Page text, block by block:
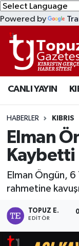
Powered by
CANLI YAYIN
HABERLER KIBRIS
Elman
Kaybetti
Elman Öngün, 6
rahmetine
TOPUZ E.
EDITÖR
KIBRIS
DÜNYA
EKONOMİ
MAGAZİN
SAĞLIK
SPOR
TEKNOLOJİ
TÜRKİYE
Lefkoşa
Lefkoşa
Lefkoşa
Süper Lig
Tüm
Son Dakika
Haber Arşivi